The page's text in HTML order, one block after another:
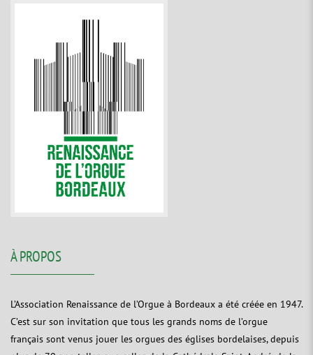
À PROPOS
L’Association Renaissance de l’Orgue à Bordeaux a été créée en 1947.
C’est sur son invitation que tous les grands noms de l’orgue
français sont venus jouer les orgues des églises bordelaises, depuis